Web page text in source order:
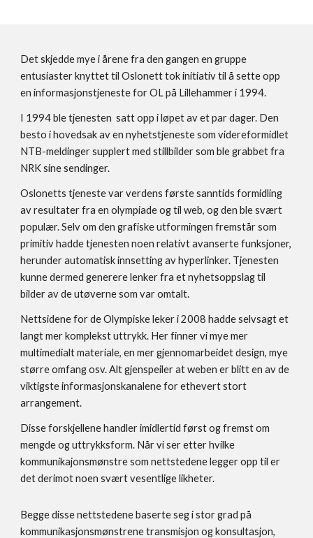
Det skjedde mye i årene fra den gangen en gruppe
entusiaster knyttet til Oslonett tok initiativ til å sette opp
en informasjonstjeneste for OL på Lillehammer i 1994.
I 1994 ble tjenesten  satt opp i løpet av et par dager. Den
besto i hovedsak av en nyhetstjeneste som videreformidlet
NTB-meldinger supplert med stillbilder som ble grabbet fra
NRK sine sendinger.
Oslonetts tjeneste var verdens første sanntids formidling
av resultater fra en olympiade og til web, og den ble svært
populær. Selv om den grafiske utformingen fremstår som
primitiv hadde tjenesten noen relativt avanserte funksjoner,
herunder automatisk innsetting av hyperlinker. Tjenesten
kunne dermed generere lenker fra et nyhetsoppslag til
bilder av de utøverne som var omtalt.
Nettsidene for de Olympiske leker i 2008 hadde selvsagt et
langt mer komplekst uttrykk. Her finner vi mye mer
multimedialt materiale, en mer gjennomarbeidet design, mye
større omfang osv. Alt gjenspeiler at weben er blitt en av de
viktigste informasjonskanalene for ethevert stort
arrangement.
Disse forskjellene handler imidlertid først og fremst om
mengde og uttrykksform. Når vi ser etter hvilke
kommunikajonsmønstre som nettstedene legger opp til er
det derimot noen svært vesentlige likheter.
Begge disse nettstedene baserte seg i stor grad på
kommunikasjonsmønstrene transmisjon og konsultasjon,